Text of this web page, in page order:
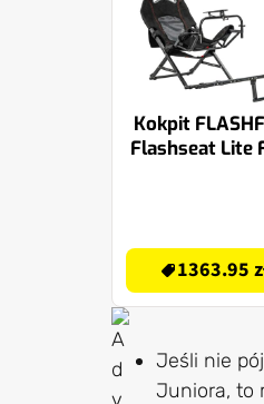
Kokpit
Flashseat Lite
1363.95
Jeśli nie
Juniora, to